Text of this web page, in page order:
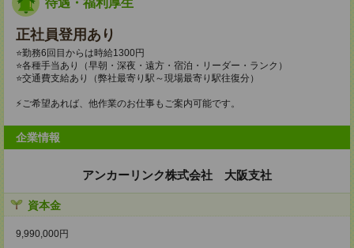
待遇・福利厚生
正社員登用あり
⭐勤務6回目からは時給1300円
⭐各種手当あり（早朝・深夜・遠方・宿泊・リーダー・ランク）
⭐交通費支給あり（弊社最寄り駅～現場最寄り駅往復分）
⚡ご希望あれば、他作業のお仕事もご案内可能です。
企業情報
アンカーリンク株式会社 大阪支社
資本金
9,990,000円